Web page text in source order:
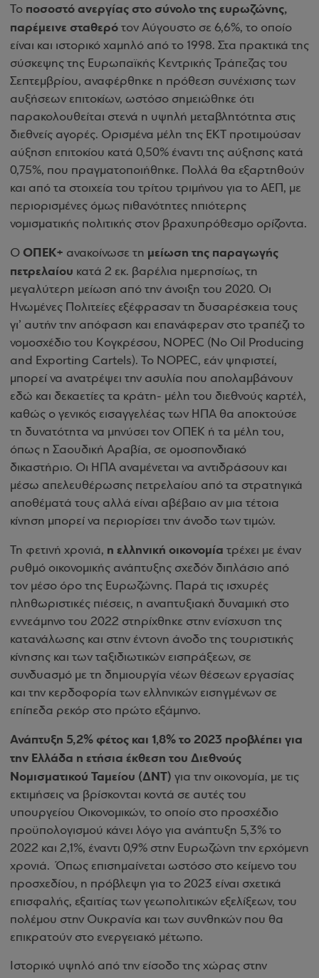
Το ποσοστό ανεργίας στο σύνολο της ευρωζώνης,
παρέμεινε σταθερό τον Αύγουστο σε 6,6%, το οποίο
είναι και ιστορικό χαμηλό από το 1998. Στα πρακτικά της
σύσκεψης της Ευρωπαϊκής Κεντρικής Τράπεζας του
Σεπτεμβρίου, αναφέρθηκε η πρόθεση συνέχισης των
αυξήσεων επιτοκίων, ωστόσο σημειώθηκε ότι
παρακολουθείται στενά η υψηλή μεταβλητότητα στις
διεθνείς αγορές. Ορισμένα μέλη της ΕΚΤ προτιμούσαν
αύξηση επιτοκίου κατά 0,50% έναντι της αύξησης κατά
0,75%, που πραγματοποιήθηκε. Πολλά θα εξαρτηθούν
και από τα στοιχεία του τρίτου τριμήνου για το ΑΕΠ, με
περιορισμένες όμως πιθανότητες ηπιότερης
νομισματικής πολιτικής στον βραχυπρόθεσμο ορίζοντα.
Ο ΟΠΕΚ+ ανακοίνωσε τη μείωση της παραγωγής
πετρελαίου κατά 2 εκ. βαρέλια ημερησίως, τη
μεγαλύτερη μείωση από την άνοιξη του 2020. Οι
Ηνωμένες Πολιτείες εξέφρασαν τη δυσαρέσκεια τους
γι’ αυτήν την απόφαση και επανάφεραν στο τραπέζι το
νομοσχέδιο του Κογκρέσου, NOPEC (No Oil Producing
and Exporting Cartels). Το NOPEC, εάν ψηφιστεί,
μπορεί να ανατρέψει την ασυλία που απολαμβάνουν
εδώ και δεκαετίες τα κράτη- μέλη του διεθνούς καρτέλ,
καθώς ο γενικός εισαγγελέας των ΗΠΑ θα αποκτούσε
τη δυνατότητα να μηνύσει τον ΟΠΕΚ ή τα μέλη του,
όπως η Σαουδική Αραβία, σε ομοσπονδιακό
δικαστήριο. Οι ΗΠΑ αναμένεται να αντιδράσουν και
μέσω απελευθέρωσης πετρελαίου από τα στρατηγικά
αποθέματά τους αλλά είναι αβέβαιο αν μια τέτοια
κίνηση μπορεί να περιορίσει την άνοδο των τιμών.
Τη φετινή χρονιά, η ελληνική οικονομία τρέχει με έναν
ρυθμό οικονομικής ανάπτυξης σχεδόν διπλάσιο από
τον μέσο όρο της Ευρωζώνης. Παρά τις ισχυρές
πληθωριστικές πιέσεις, η αναπτυξιακή δυναμική στο
εννεάμηνο του 2022 στηρίχθηκε στην ενίσχυση της
κατανάλωσης και στην έντονη άνοδο της τουριστικής
κίνησης και των ταξιδιωτικών εισπράξεων, σε
συνδυασμό με τη δημιουργία νέων θέσεων εργασίας
και την κερδοφορία των ελληνικών εισηγμένων σε
επίπεδα ρεκόρ στο πρώτο εξάμηνο.
Ανάπτυξη 5,2% φέτος και 1,8% το 2023 προβλέπει για
την Ελλάδα η ετήσια έκθεση του Διεθνούς
Νομισματικού Ταμείου (ΔΝΤ) για την οικονομία, με τις
εκτιμήσεις να βρίσκονται κοντά σε αυτές του
υπουργείου Οικονομικών, το οποίο στο προσχέδιο
προϋπολογισμού κάνει λόγο για ανάπτυξη 5,3% το
2022 και 2,1%, έναντι 0,9% στην Ευρωζώνη την ερχόμενη
χρονιά. Όπως επισημαίνεται ωστόσο στο κείμενο του
προσχεδίου, η πρόβλεψη για το 2023 είναι σχετικά
επισφαλής, εξαιτίας των γεωπολιτικών εξελίξεων, του
πολέμου στην Ουκρανία και των συνθηκών που θα
επικρατούν στο ενεργειακό μέτωπο.
Ιστορικό υψηλό από την είσοδο της χώρας στην